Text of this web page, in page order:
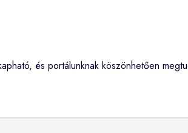
és portálunknak köszönhetően